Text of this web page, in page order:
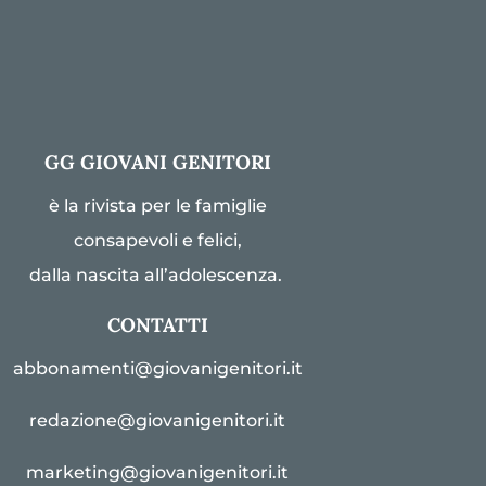
GG GIOVANI GENITORI
è la rivista per le famiglie
consapevoli e felici,
dalla nascita all’adolescenza.
CONTATTI
abbonamenti@giovanigenitori.it
redazione@giovanigenitori.it
marketing@giovanigenitori.it